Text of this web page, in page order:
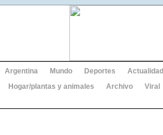
Argentina Mundo Deportes
Actualidad
Hogar/plantas y animales Archivo
Viral